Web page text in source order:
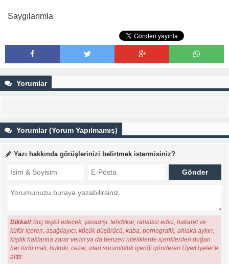
Saygılarımla
Yorumlar
Yorumlar (Yorum Yapılmamış)
Yazı hakkında görüşlerinizi belirtmek istermisiniz?
Dikkat! Suç teşkil edecek, yasadışı, tehditkar, rahatsız edici, hakaret ve
küfür içeren, aşağılayıcı, küçük düşürücü, kaba, pornografik, ahlaka aykırı,
kişilik haklarına zarar verici ya da benzeri niteliklerde içeriklerden doğan
her türlü mali, hukuki, cezai, idari sorumluluk içeriği gönderen Üye/Üyeler’e
aittir.